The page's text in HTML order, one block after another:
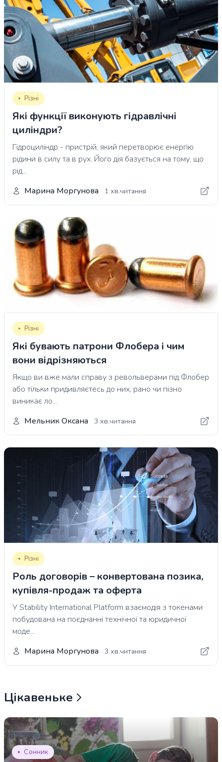
Різні
Які функції виконують гідравлічні
циліндри?
Гідроциліндр - пристрій, який перетворює енергію
рідини в силу та в рух. Його дія базується на тому, що
рід...
Марина Моргунова
1 хв.читання
Різні
Які бувають патрони Флобера і чим
вони відрізняються
Якщо ви вже мали справу з револьверами під Флобер
або тільки придивляєтесь до них, рано чи пізно
виникає ло...
Мельник Оксана
3 хв.читання
Різні
Роль договорів – конвертована позика,
купівля-продаж та оферта
У Stability International Platform взаємодія з токенами
побудована на поєднанні технічної та юридичної
моде...
Марина Моргунова
3 хв.читання
Цікавеньке
Сонник